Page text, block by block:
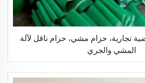
تجارية، حزام مشي، حزام ناقل لآلة
المشي والجري